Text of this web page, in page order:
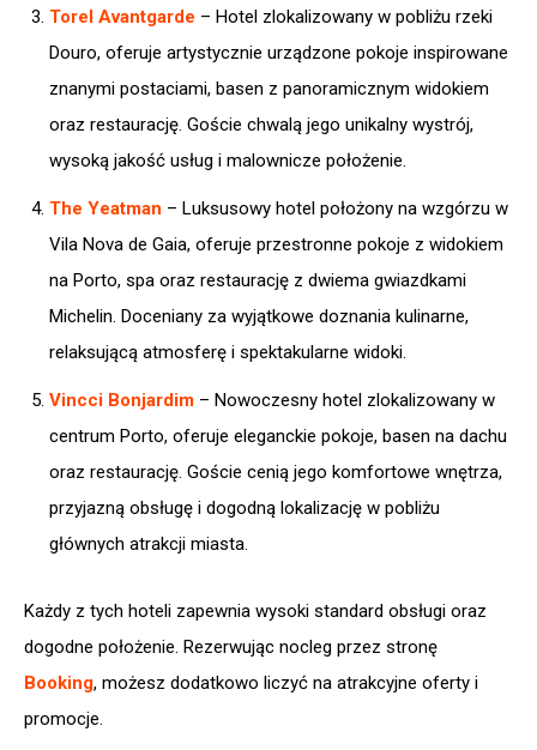
Torel Avantgarde – Hotel zlokalizowany w pobliżu rzeki
Douro, oferuje artystycznie urządzone pokoje inspirowane
znanymi postaciami, basen z panoramicznym widokiem
oraz restaurację. Goście chwalą jego unikalny wystrój,
wysoką jakość usług i malownicze położenie.​
The Yeatman – Luksusowy hotel położony na wzgórzu w
Vila Nova de Gaia, oferuje przestronne pokoje z widokiem
na Porto, spa oraz restaurację z dwiema gwiazdkami
Michelin. Doceniany za wyjątkowe doznania kulinarne,
relaksującą atmosferę i spektakularne widoki.​
Vincci Bonjardim – Nowoczesny hotel zlokalizowany w
centrum Porto, oferuje eleganckie pokoje, basen na dachu
oraz restaurację. Goście cenią jego komfortowe wnętrza,
przyjazną obsługę i dogodną lokalizację w pobliżu
głównych atrakcji miasta.​
Każdy z tych hoteli zapewnia wysoki standard obsługi oraz
dogodne położenie. Rezerwując nocleg przez stronę
Booking, możesz dodatkowo liczyć na atrakcyjne oferty i
promocje.